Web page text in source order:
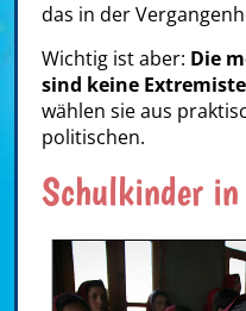
das in der
Wichtig ist aber: Die
sind keine
wählen sie aus
politischen.
Schulkinder